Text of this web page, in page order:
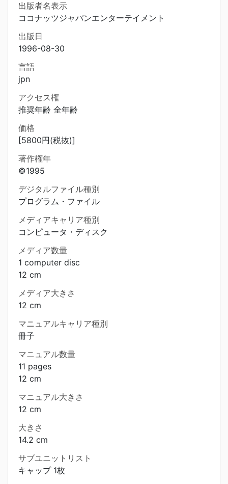
出版者名表示
ココナッツジャパンエンターテイメント
出版日
1996-08-30
言語
jpn
アクセス権
推奨年齢 全年齢
価格
[5800円(税抜)]
著作権年
©1995
デジタルファイル種別
プログラム・ファイル
メディアキャリア種別
コンピュータ・ディスク
メディア数量
1 computer disc
12 cm
メディア大きさ
12 cm
マニュアルキャリア種別
冊子
マニュアル数量
11 pages
12 cm
マニュアル大きさ
12 cm
大きさ
14.2 cm
サブユニットリスト
キャップ 1枚